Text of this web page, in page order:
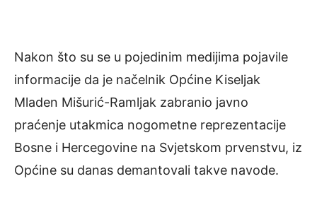
Nakon što su se u pojedinim medijima pojavile
informacije da je načelnik Općine Kiseljak
Mladen Mišurić-Ramljak zabranio javno
praćenje utakmica nogometne reprezentacije
Bosne i Hercegovine na Svjetskom prvenstvu, iz
Općine su danas demantovali takve navode.